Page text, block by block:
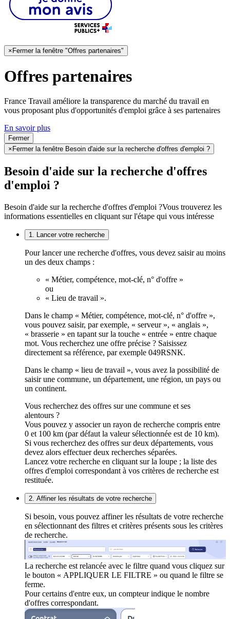
×Fermer la fenêtre "Offres partenaires"
Offres partenaires
France Travail améliore la transparence du marché du travail en
vous proposant plus d'opportunités d'emploi grâce à ses partenaires
En savoir plus
Fermer
× Fermer la fenêtre Besoin d'aide sur la recherche d'offres d'emploi ?
Besoin d'aide sur la recherche d'offres
d'emploi ?
Besoin d'aide sur la recherche d'offres d'emploi ?Vous trouverez les
informations essentielles en cliquant sur l'étape qui vous intéresse
1. Lancer votre recherche
Pour lancer une recherche d'offres, vous devez saisir au moins
un des deux champs :
« Métier, compétence, mot-clé, n° d'offre »
ou
« Lieu de travail ».
Dans le champ « Métier, compétence, mot-clé, n° d'offre »,
vous pouvez saisir, par exemple, « serveur », « anglais »,
« brasserie » en tapant sur la touche « entrée » entre chaque
mot. Vous recherchez une offre précise ? Saisissez
directement sa référence, par exemple 049RSNK.
Dans le champ « lieu de travail », vous avez la possibilité de
saisir une commune, un département, une région, un pays ou
un continent.
Vous recherchez des offres sur une commune et ses
alentours ?
Vous pouvez y associer un rayon de recherche compris entre
0 et 100 km (par défaut la valeur sélectionnée est de 10 km).
Si vous recherchez des offres sur deux départements, vous
devez alors effectuer deux recherches séparées.
Lancez votre recherche en cliquant sur la loupe ; la liste des
offres d'emploi correspondant à vos critères de recherche est
restituée.
2. Affiner les résultats de votre recherche
Si besoin, vous pouvez affiner les résultats de votre recherche
en sélectionnant des filtres et critères présents sous les critères
de recherche.
La recherche est relancée avec le filtre quand vous cliquez sur
le bouton « APPLIQUER LE FILTRE » ou quand le filtre se
ferme.
Pour certains d'entre eux, un compteur indique le nombre
d'offres correspondant.